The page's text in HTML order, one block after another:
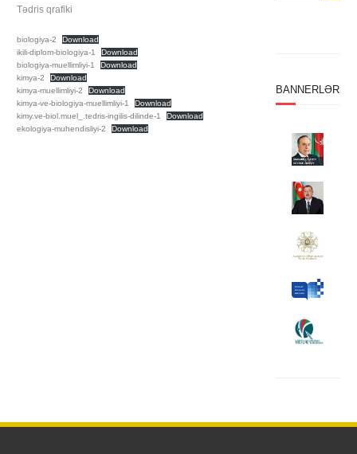
Tədris qrafiki
biologiya-2
Download
ikili-diplom-biologiya-1
Download
biologiya-muellimliyi-1
Download
kimya-2
Download
kimya-muellimliyi-2
Download
kimya-ve-biologiya-muellimliyi-1
Download
kimy.ve-biol.muel_.tedris-ingilis-dilinde-1
Download
ekologiya-muhendisliyi-2
Download
BANNERLƏR